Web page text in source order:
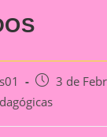
Post
published:
3 de